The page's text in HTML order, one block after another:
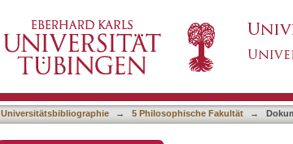
Nomadic narration and
Raúl Ruiz
Universitätsbibliographie → 5 Philosophische Fakultät →